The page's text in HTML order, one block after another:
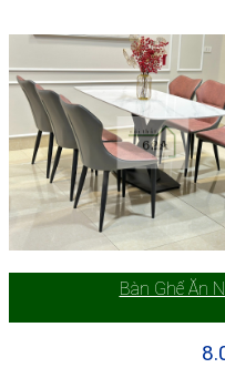
Bàn Ghế Ăn